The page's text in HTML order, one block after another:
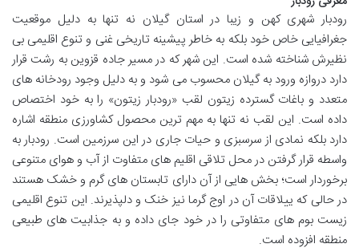
رودبار شهری کهن و زیبا در استان گیلان نه تنها به دلیل موقعیت
جغرافیایی خاص خود بلکه به خاطر پیشینه تاریخی غنی و تنوع اقلیمی بی
نظیرش شناخته شده است. این شهر که در مسیر جاده قزوین به رشت قرار
دارد دروازه ورود به گیلان محسوب می شود و به دلیل وجود رودخانه های
متعدد و باغات گسترده زیتون لقب «رودبار زیتون» را به خود اختصاص
داده است. این لقب نه تنها به مهم ترین محصول کشاورزی منطقه اشاره
دارد بلکه نمادی از سرسبزی و حیات جاری در این سرزمین است. رودبار به
واسطه قرار گرفتن در محل تلاقی اقلیم های متفاوت از آب و هوای متنوعی
برخوردار است؛ بخش هایی از آن دارای تابستان های گرم و خشک هستند
در حالی که ییلاقات آن در اوج گرما نیز خنک و دلپذیرند. این تنوع اقلیمی
زیست بوم های متفاوتی را در خود جای داده و به جذابیت های طبیعی
منطقه افزوده است.